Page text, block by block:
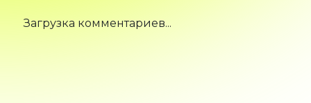
Загрузка комментариев...